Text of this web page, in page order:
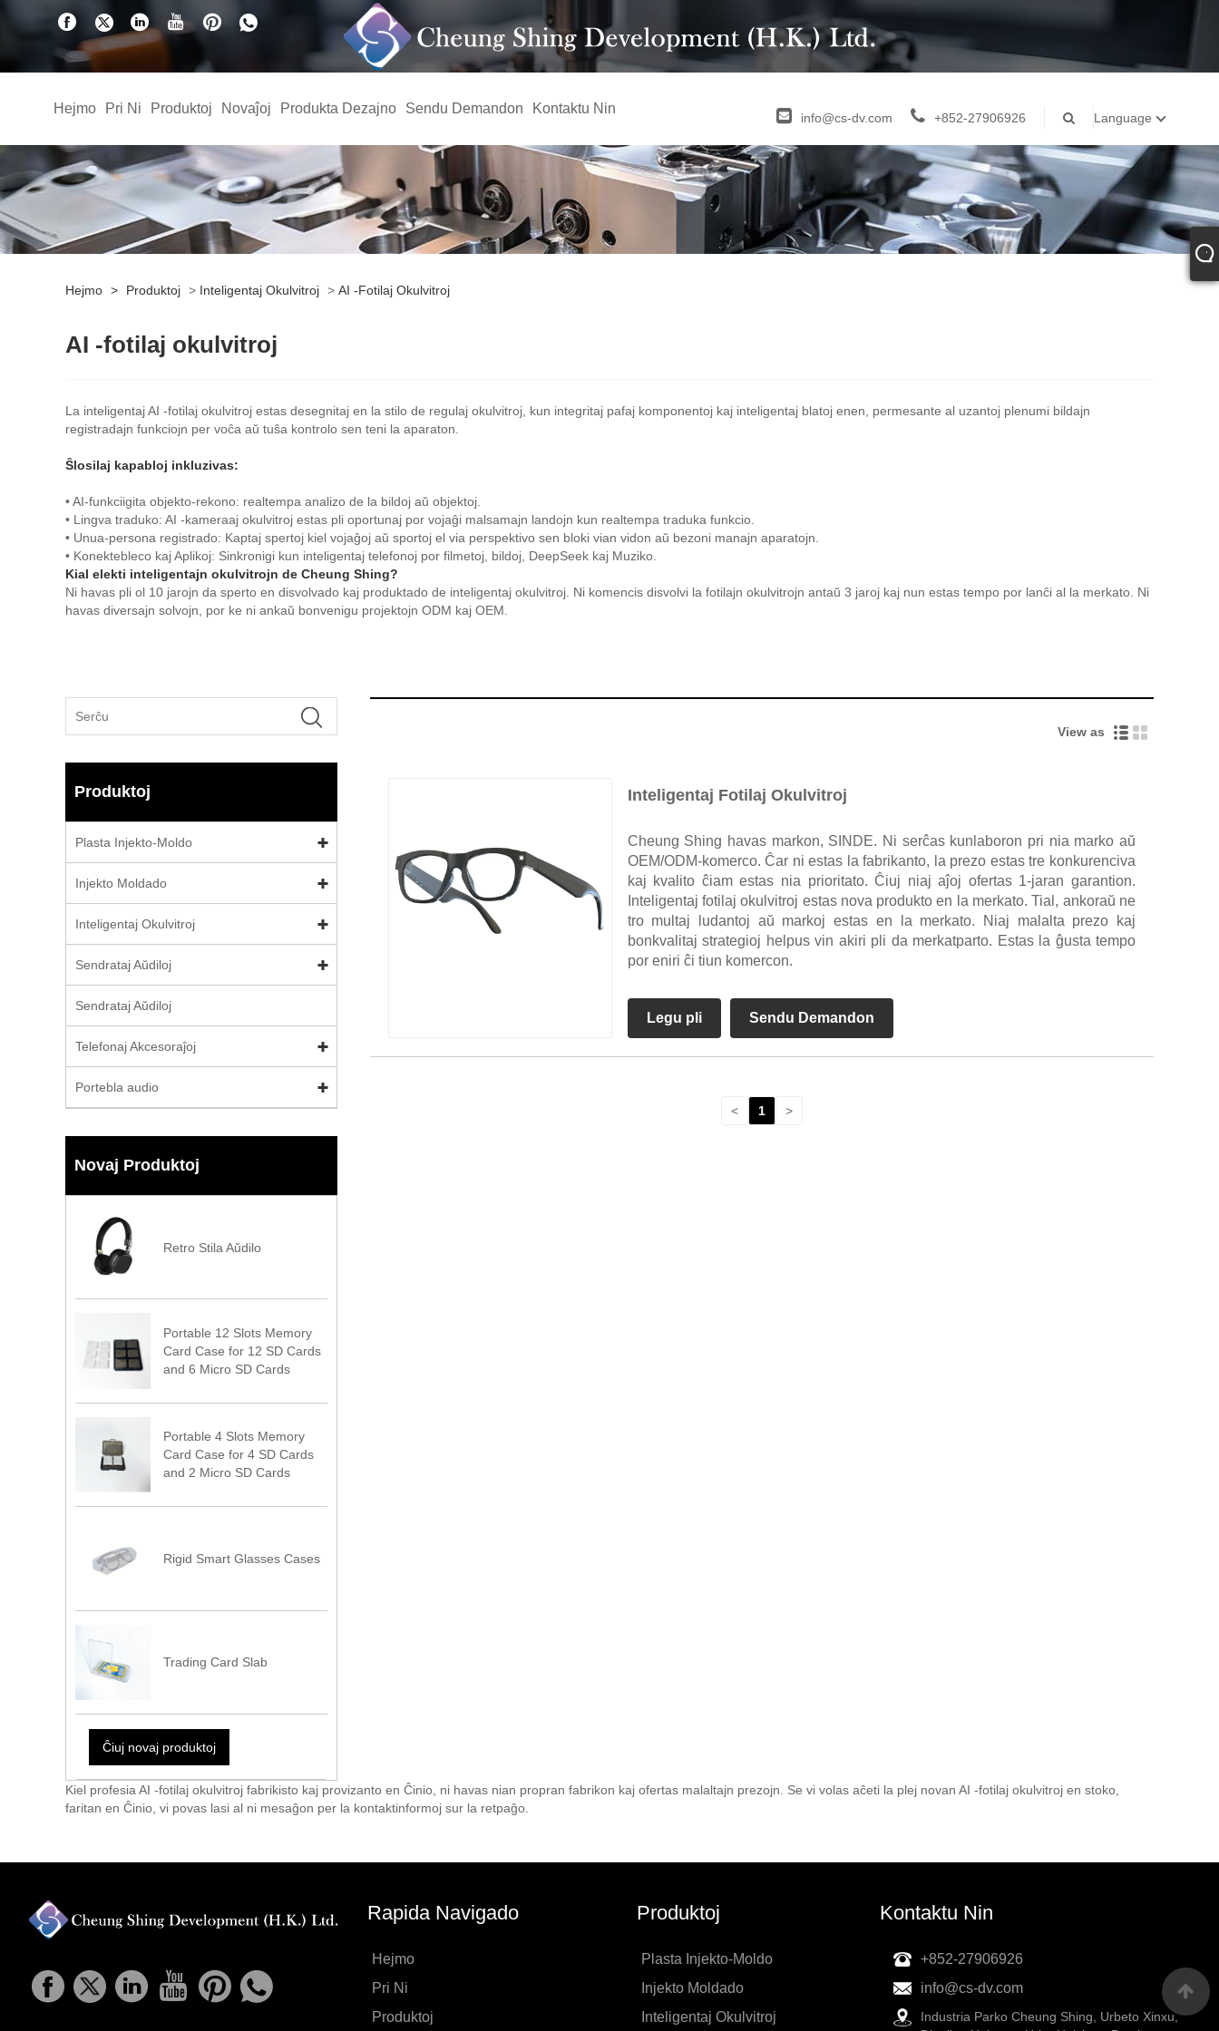
Hejmo Pri Ni Produktoj Novaĵoj Produkta Dezajno Sendu Demandon Kontaktu Nin
info@cs-dv.com +852-27906926 Language
Hejmo > Produktoj > Inteligentaj Okulvitroj > AI -fotilaj Okulvitroj
AI -fotilaj okulvitroj
La inteligentaj AI -fotilaj okulvitroj estas desegnitaj en la stilo de regulaj okulvitroj, kun integritaj pafaj komponentoj kaj inteligentaj blatoj enen, permesante al uzantoj plenumi bildajn
registradajn funkciojn per voĉa aŭ tuŝa kontrolo sen teni la aparaton.
Ŝlosilaj kapabloj inkluzivas:
• AI-funkciigita objekto-rekono: realtempa analizo de la bildoj aŭ objektoj.
• Lingva traduko: AI -kameraaj okulvitroj estas pli oportunaj por vojaĝi malsamajn landojn kun realtempa traduka funkcio.
• Unua-persona registrado: Kaptaj spertoj kiel vojaĝoj aŭ sportoj el via perspektivo sen bloki vian vidon aŭ bezoni manajn aparatojn.
• Konektebleco kaj Aplikoj: Sinkronigi kun inteligentaj telefonoj por filmetoj, bildoj, DeepSeek kaj Muziko.
Kial elekti inteligentajn okulvitrojn de Cheung Shing?
Ni havas pli ol 10 jarojn da sperto en disvolvado kaj produktado de inteligentaj okulvitroj. Ni komencis disvolvi la fotilajn okulvitrojn antaŭ 3 jaroj kaj nun estas tempo por lanĉi al la merkato. Ni
havas diversajn solvojn, por ke ni ankaŭ bonvenigu projektojn ODM kaj OEM.
Produktoj
Plasta Injekto-Moldo
Injekto Moldado
Inteligentaj Okulvitroj
Sendrataj Aŭdiloj
Sendrataj Aŭdiloj
Telefonaj Akcesoraĵoj
Portebla audio
Novaj Produktoj
Retro Stila Aŭdilo
Portable 12 Slots Memory
Card Case for 12 SD Cards
and 6 Micro SD Cards
Portable 4 Slots Memory
Card Case for 4 SD Cards
and 2 Micro SD Cards
Rigid Smart Glasses Cases
Trading Card Slab
Ĉiuj novaj produktoj
View as
Inteligentaj Fotilaj Okulvitroj
Cheung Shing havas markon, SINDE. Ni serĉas kunlaboron pri nia marko aŭ
OEM/ODM-komerco. Ĉar ni estas la fabrikanto, la prezo estas tre konkurenciva
kaj kvalito ĉiam estas nia prioritato. Ĉiuj niaj aĵoj ofertas 1-jaran garantion.
Inteligentaj fotilaj okulvitroj estas nova produkto en la merkato. Tial, ankoraŭ ne
tro multaj ludantoj aŭ markoj estas en la merkato. Niaj malalta prezo kaj
bonkvalitaj strategioj helpus vin akiri pli da merkatparto. Estas la ĝusta tempo
por eniri ĉi tiun komercon.
Legu pli Sendu Demandon
< 1 >
Kiel profesia AI -fotilaj okulvitroj fabrikisto kaj provizanto en Ĉinio, ni havas nian propran fabrikon kaj ofertas malaltajn prezojn. Se vi volas aĉeti la plej novan AI -fotilaj okulvitroj en stoko,
faritan en Ĉinio, vi povas lasi al ni mesaĝon per la kontaktinformoj sur la retpaĝo.
Rapida Navigado
Hejmo
Pri Ni
Produktoj
Produktoj
Plasta Injekto-Moldo
Injekto Moldado
Inteligentaj Okulvitroj
Kontaktu Nin
+852-27906926
info@cs-dv.com
Industria Parko Cheung Shing, Urbeto Xinxu,